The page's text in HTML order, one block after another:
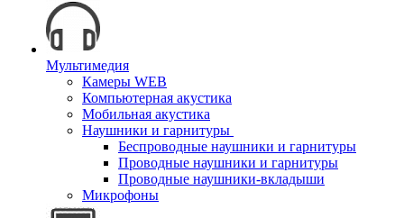
Мультимедия
Камеры WEB
Компьютерная акустика
Мобильная акустика
Наушники и гарнитуры
Беспроводные наушники и гарнитуры
Проводные наушники и гарнитуры
Проводные наушники-вкладыши
Микрофоны